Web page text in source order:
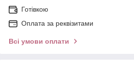
Готівкою
Оплата за реквізитами
Всі умови оплати